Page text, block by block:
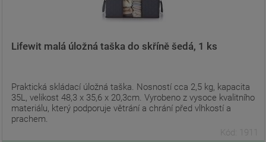
Lifewit malá úložná taška do skříně šedá, 1 ks
Praktická skládací úložná taška. Nosností cca 2,5 kg, kapacita
35L, velikost 48,3 x 35,6 x 20,3cm. Vyrobeno z vysoce kvalitního
materiálu, který podporuje větrání a chrání před vlhkostí a
prachem.
Kód: 1911